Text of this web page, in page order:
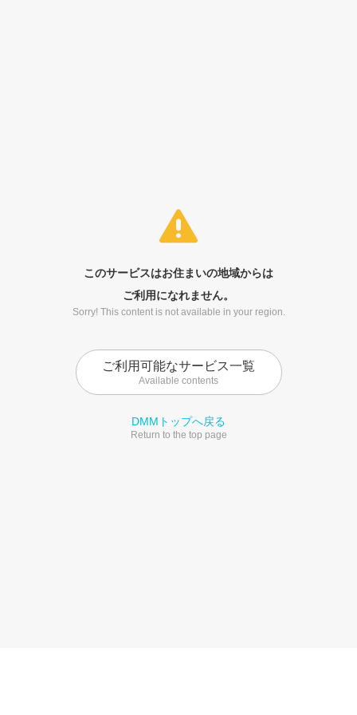
このサービスはお住まいの地域からは
ご利用になれません。
Sorry! This content is not available in your region.
ご利用可能なサービス一覧
Available contents
DMMトップへ戻る
Return to the top page